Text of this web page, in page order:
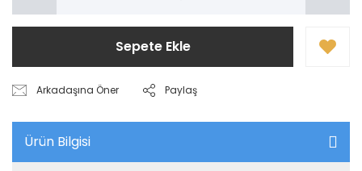
Sepete Ekle
Arkadaşına Öner Paylaş
Ürün Bilgisi